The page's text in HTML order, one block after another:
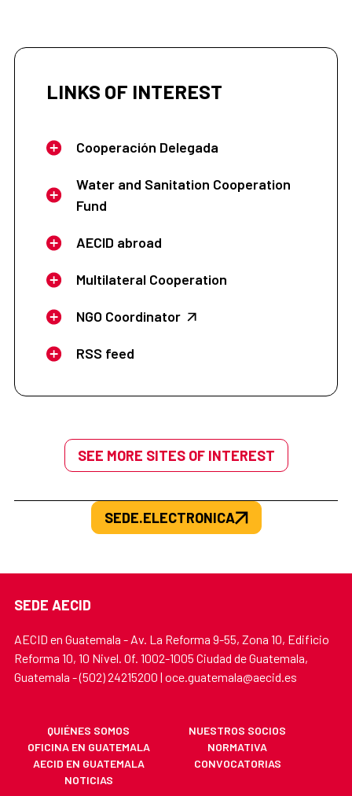
LINKS OF INTEREST
Cooperación Delegada
Water and Sanitation Cooperation
Fund
AECID abroad
Multilateral Cooperation
NGO Coordinator
RSS feed
SEE MORE SITES OF INTEREST
SEDE.ELECTRONICA
SEDE AECID
AECID en Guatemala - Av. La Reforma 9-55, Zona 10, Edificio
Reforma 10, 10 Nivel. Of. 1002-1005 Ciudad de Guatemala,
Guatemala - (502) 24215200 | oce.guatemala@aecid.es
QUIÉNES SOMOS
NUESTROS SOCIOS
OFICINA EN GUATEMALA
NORMATIVA
AECID EN GUATEMALA
CONVOCATORIAS
NOTICIAS